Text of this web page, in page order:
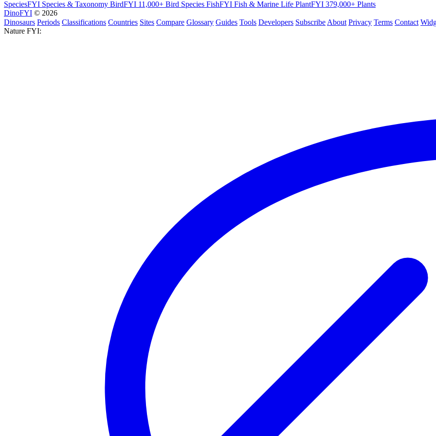
SpeciesFYI Species & Taxonomy BirdFYI 11,000+ Bird Species FishFYI Fish & Marine Life PlantFYI 379,000+ Plants
DinoFYI © 2026
Dinosaurs Periods Classifications Countries Sites Compare Glossary Guides Tools Developers Subscribe About Privacy Terms Contact
Nature FYI: